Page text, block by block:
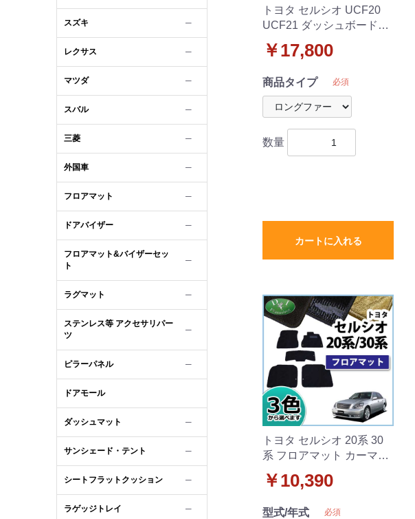
スズキ ─
レクサス ─
マツダ ─
スバル ─
三菱 ─
外国車 ─
フロアマット ─
ドアバイザー ─
フロアマット&バイザーセッ
ト
─
ラグマット ─
ステンレス等 アクセサリパー
ツ
─
ピラーパネル ─
ドアモール
ダッシュマット ─
サンシェード・テント ─
シートフラットクッション ─
ラゲッジトレイ ─
トヨタ セルシオ UCF20
UCF21 ダッシュボードマ
イル 受注生産
￥17,800
商品タイプ 必須
数量
カートに入れる
トヨタ セルシオ 20系 30
系 フロアマット カーマッ
￥10,390
型式/年式 必須